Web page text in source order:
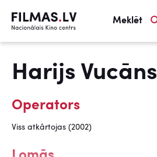
Meklēt
Harijs Vucāns
Operators
Viss atkārtojas (2002)